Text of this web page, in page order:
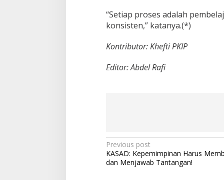
“Setiap proses adalah
konsisten,” katanya.(*)
Kontributor: Khefti PKIP
Editor: Abdel Rafi
P
o
Previous post
KASAD: Kepemimpinan Harus
dan Menjawab Tantangan!